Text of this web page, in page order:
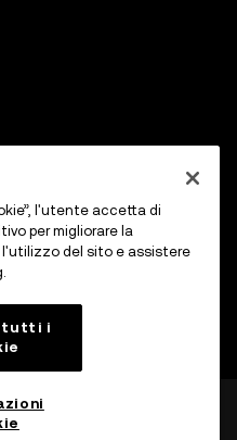
l'utente accetta di
per migliorare la
del sito e assistere
tutti i